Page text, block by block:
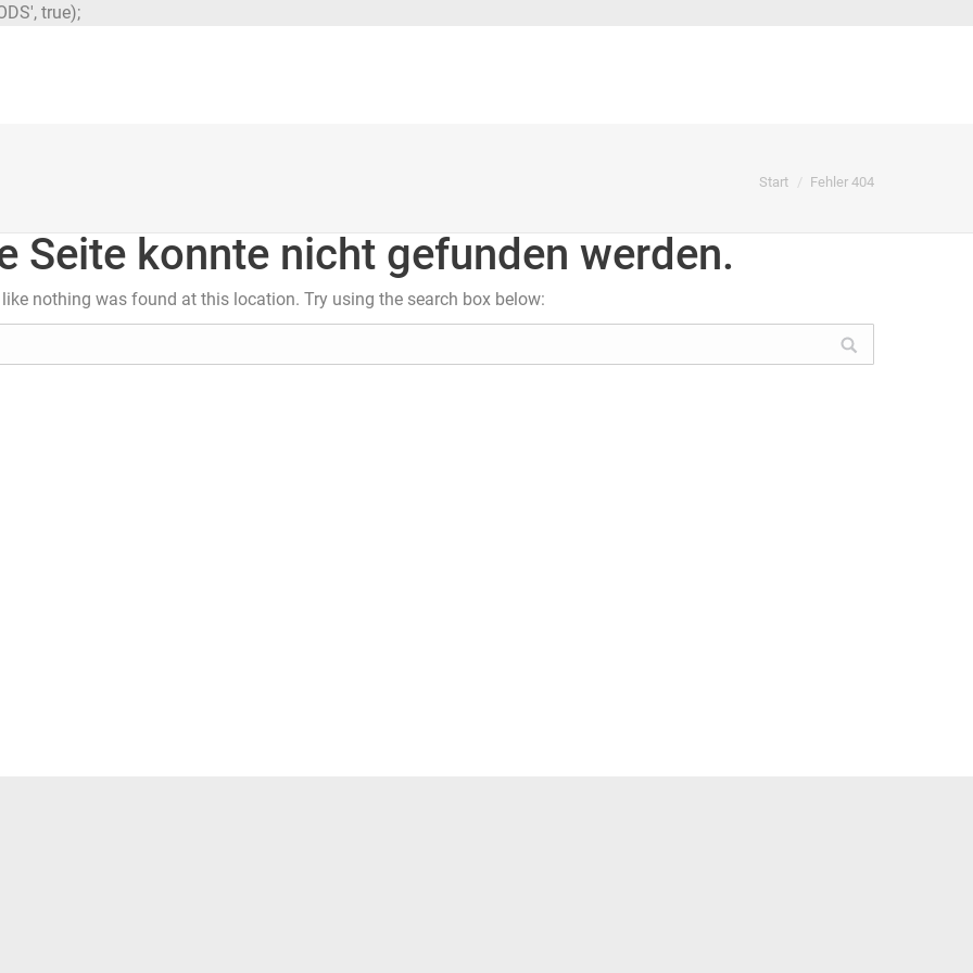
true);
Start Fehler 404
Seite konnte nicht gefunden werden.
nothing was found at this location. Try using the search box below: